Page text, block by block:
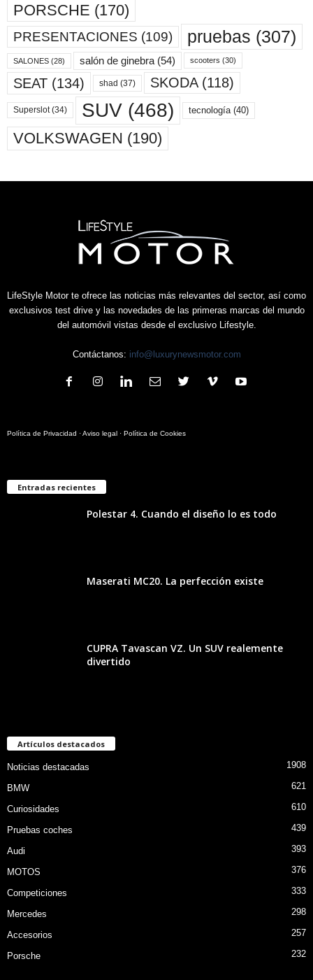
PORSCHE (170)
PRESENTACIONES (109) pruebas (307)
SALONES (28) salón de ginebra (54) scooters (30)
SEAT (134) shad (37) SKODA(118)
Superslot(34) SUV (468) tecnología (40)
VOLKSWAGEN (190)
LifeStyle Motor te ofrece las noticias más relevantes del sector, así como
exclusivos test drive y las novedades de las primeras marcas del mundo
del automóvil vistas desde el exclusivo Lifestyle.
Contáctanos: info@luxurynewsmotor.com
Política de Privacidad ·Aviso legal · Política de Cookies
Entradas recientes
Polestar 4. Cuando el diseño lo es todo
Maserati MC20. La perfección existe
CUPRA Tavascan VZ. Un SUV realemente
divertido
Artículos destacados
Noticias destacadas 1908
BMW 621
Curiosidades 610
Pruebas coches 439
Audi 393
MOTOS 376
Competiciones 333
Mercedes 298
Accesorios 257
Porsche 232